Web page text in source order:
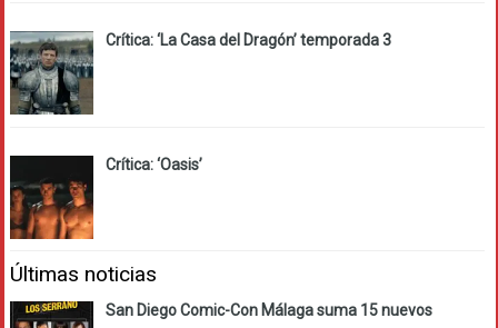
Crítica: ‘La Casa del Dragón’ temporada 3
Crítica: ‘Oasis’
Últimas noticias
San Diego Comic-Con Málaga suma 15 nuevos